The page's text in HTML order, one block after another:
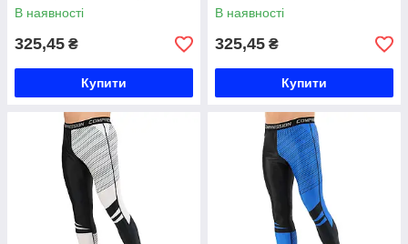
18
В наявності
325,45 ₴
Купити
KC210-19
В наявності
325,45 ₴
Купити